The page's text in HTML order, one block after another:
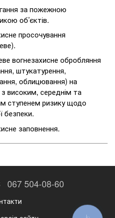
за пожежною
об’єктів.
просочування
вогнезахисне обробляння
штукатурення,
облицювання) на
високим, середнім та
ступенем ризику щодо
безпеки.
заповнення.
067 504-08-60